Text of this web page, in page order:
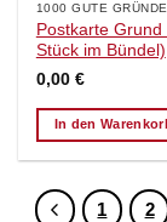
1000 GUTE GRÜNDE
Postkarte
Stück im Bündel)
0,00 €
In den
1 2